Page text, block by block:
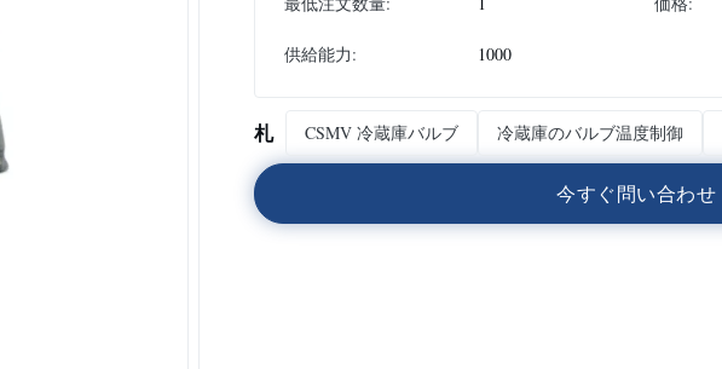
供給能力: 1000
札 CSMV 冷蔵庫バルブ 冷蔵庫のバルブ温度制御
今すぐ問い合わせ